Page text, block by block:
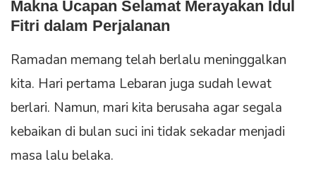
Makna Ucapan Selamat Merayakan Idul
Fitri dalam Perjalanan
Ramadan memang telah berlalu meninggalkan
kita. Hari pertama Lebaran juga sudah lewat
berlari. Namun, mari kita berusaha agar segala
kebaikan di bulan suci ini tidak sekadar menjadi
masa lalu belaka.